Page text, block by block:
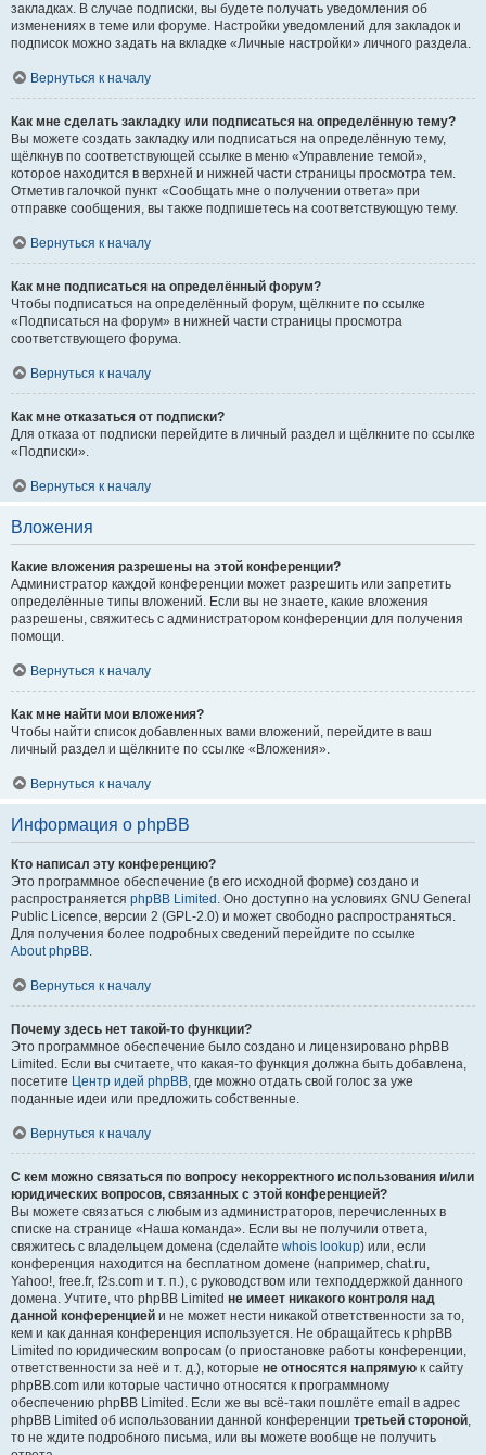
закладках. В случае подписки, вы будете получать уведомления об
изменениях в теме или форуме. Настройки уведомлений для закладок и
подписок можно задать на вкладке «Личные настройки» личного раздела.
Вернуться к началу
Как мне сделать закладку или подписаться на определённую тему?
Вы можете создать закладку или подписаться на определённую тему,
щёлкнув по соответствующей ссылке в меню «Управление темой»,
которое находится в верхней и нижней части страницы просмотра тем.
Отметив галочкой пункт «Сообщать мне о получении ответа» при
отправке сообщения, вы также подпишетесь на соответствующую тему.
Вернуться к началу
Как мне подписаться на определённый форум?
Чтобы подписаться на определённый форум, щёлкните по ссылке
«Подписаться на форум» в нижней части страницы просмотра
соответствующего форума.
Вернуться к началу
Как мне отказаться от подписки?
Для отказа от подписки перейдите в личный раздел и щёлкните по ссылке
«Подписки».
Вернуться к началу
Вложения
Какие вложения разрешены на этой конференции?
Администратор каждой конференции может разрешить или запретить
определённые типы вложений. Если вы не знаете, какие вложения
разрешены, свяжитесь с администратором конференции для получения
помощи.
Вернуться к началу
Как мне найти мои вложения?
Чтобы найти список добавленных вами вложений, перейдите в ваш
личный раздел и щёлкните по ссылке «Вложения».
Вернуться к началу
Информация о phpBB
Кто написал эту конференцию?
Это программное обеспечение (в его исходной форме) создано и
распространяется phpBB Limited . Оно доступно на условиях GNU General
Public Licence, версии 2 (GPL-2.0) и может свободно распространяться.
Для получения более подробных сведений перейдите по ссылке
About phpBB.
Вернуться к началу
Почему здесь нет такой-то функции?
Это программное обеспечение было создано и лицензировано phpBB
Limited. Если вы считаете, что какая-то функция должна быть добавлена,
посетите Центр идей phpBB, где можно отдать свой голос за уже
поданные идеи или предложить собственные.
Вернуться к началу
С кем можно связаться по вопросу некорректного использования и/или
юридических вопросов, связанных с этой конференцией?
Вы можете связаться с любым из администраторов, перечисленных в
списке на странице «Наша команда». Если вы не получили ответа,
свяжитесь с владельцем домена (сделайте whois lookup) или, если
конференция находится на бесплатном домене (например, chat.ru,
Yahoo!, free.fr, f2s.com и т. п.), с руководством или техподдержкой данного
домена. Учтите, что phpBB Limited не имеет никакого контроля над
данной конференцией и не может нести никакой ответственности за то,
кем и как данная конференция используется. Не обращайтесь к phpBB
Limited по юридическим вопросам (о приостановке работы конференции,
ответственности за неё и т. д.), которые не относятся напрямую к сайту
phpBB.com или которые частично относятся к программному
обеспечению phpBB Limited. Если же вы всё-таки пошлёте email в адрес
phpBB Limited об использовании данной конференции третьей стороной,
то не ждите подробного письма, или вы можете вообще не получить